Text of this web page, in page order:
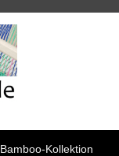
Bamboo-Kollektion